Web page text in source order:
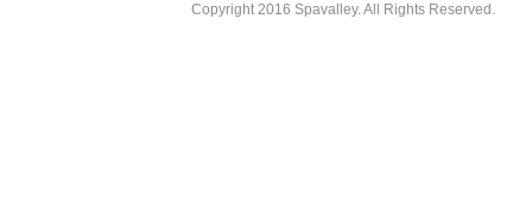
Copyright 2016 Spavalley. All Rights Reserved.